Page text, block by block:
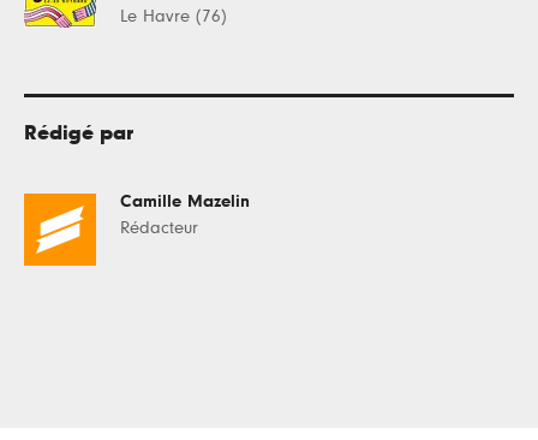
Le Havre (76)
Rédigé par
Camille Mazelin
Rédacteur